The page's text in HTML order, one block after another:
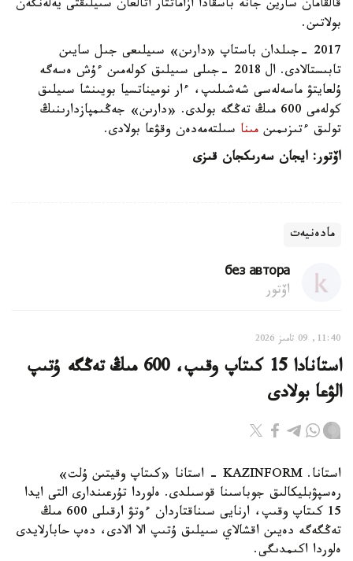
قالقامان سارين جانە باسقادا ازاماتتار اتالعان سىيلىقتى يەلەنگەن
بولاتىن.
2017 -جىلدان باستاپ «دارىن» سىيلىعى جىل سايىن
تابىستالادى. ال 2018 -جىلى سىيلىق كولەمىن ءۇش ەسەگە
ۇلعايتۋ ماسەلەسى شەشىلىپ، ءار نوميناتسيا بويىنشا سىيلىق
كولەمى 600 مىڭ تەڭگە بولدى. «دارىن» جەڭىمپازدارىنىڭ
تولىق ءتىزىمىن مىنا سىلتەمەدەن وقۋعا بولادى.
اۆتور: ايجان سەرىكجان قىزى
مادەنيەت
без автора
اۆتور
11:40, 09 تامىز 2026
استانادا 15 كىتاپ وقىپ، 600 مىڭ تەڭگە ۇتىپ
الۋعا بولادى
استانا. KAZINFORM - استانا «كىتاپ وقيتىن ۇلت»
رەسپۋبليكالىق جوباسىنا قوسىلدى. ەلوردا تۇرعىندارى التى ايدا
15 كىتاپ وقىپ، ارنايى سىناقتاردان ءوتۋ ارقىلى 600 مىڭ
تەڭگەگە دەيىن اقشالاي سىيلىق ۇتىپ الا الادى، دەپ حابارلايدى
ەلوردا اكىمدىگى.